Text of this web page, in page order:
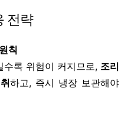
전략
칙
록 위험이 커지므로, 조리
하고, 즉시 냉장 보관해야